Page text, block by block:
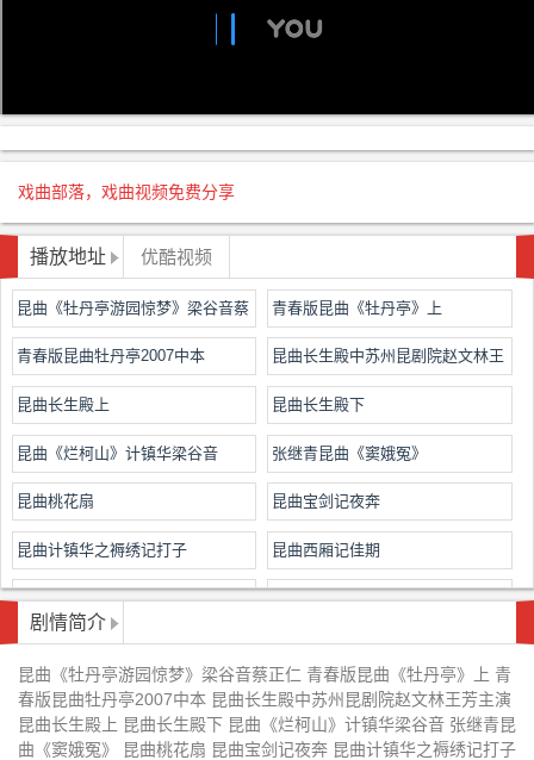
戏曲部落，戏曲视频免费分享
播放地址 优酷视频
昆曲《牡丹亭游园惊梦》梁谷音蔡
正仁
青春版昆曲《牡丹亭》上
青春版昆曲牡丹亭2007中本
昆曲长生殿中苏州昆剧院赵文林王
芳主演
昆曲长生殿上 昆曲长生殿下
昆曲《烂柯山》计镇华梁谷音 张继青昆曲《窦娥冤》
昆曲桃花扇 昆曲宝剑记夜奔
昆曲计镇华之褥绣记打子 昆曲西厢记佳期
昆曲牡丹亭寻梦 昆曲孽海记思凡
昆曲长生殿酒楼 昆曲货郎旦女弹蔡瑶铣
昆曲长生殿小宴惊变华文漪顾铁华 昆曲西楼记楼会拆书岳美缇张静娴
昆曲占花魁受吐岳美缇张静娴 昆曲墙头马上第一到第五场张静娴
剧情简介
昆曲《牡丹亭游园惊梦》梁谷音蔡正仁 青春版昆曲《牡丹亭》上 青
春版昆曲牡丹亭2007中本 昆曲长生殿中苏州昆剧院赵文林王芳主演
昆曲长生殿上 昆曲长生殿下 昆曲《烂柯山》计镇华梁谷音 张继青昆
曲《窦娥冤》 昆曲桃花扇 昆曲宝剑记夜奔 昆曲计镇华之褥绣记打子